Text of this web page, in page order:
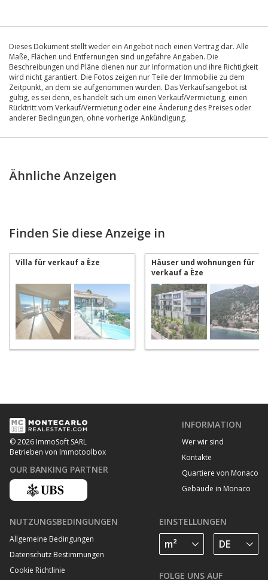
Dieses Dokument stellt weder ein Angebot noch einen Vertrag dar. Alle
Maße, Flächen und Entfernungen sind ungefähre Angaben. Die
Beschreibungen und Pläne dienen nur zur Information und ihre Richtigkeit
wird nicht garantiert. Die Fotos zeigen nur Teile der Immobilie zu dem
Zeitpunkt, an dem sie aufgenommen wurden. Das Verkaufsangebot ist
gültig, es sei denn, es handelt sich um einen Verkauf/Vermietung, einen
Rücktritt vom Verkauf/Vermietung oder eine Änderung des Preises oder
anderer Bedingungen, ohne vorherige Ankündigung.
Ähnliche Anzeigen
Finden Sie diese Anzeige in
Villa für verkauf a Èze
Häuser und wohnungen für
verkauf a Èze
© 2026 ImmoSoft SARL
Betrieben von Immotoolbox
OUR BANKING PARTNER
INFORMATION
Wer wir sind
Kontakte
Quartiere von Monaco
Gebäude in Monaco
NUTZUNGSBEDINGUNGEN
Allgemeine Bedingungen
Datenschutz Bestimmungen
Cookie Richtlinie
EINSTELLUNGEN
FOLGE UNS AUF